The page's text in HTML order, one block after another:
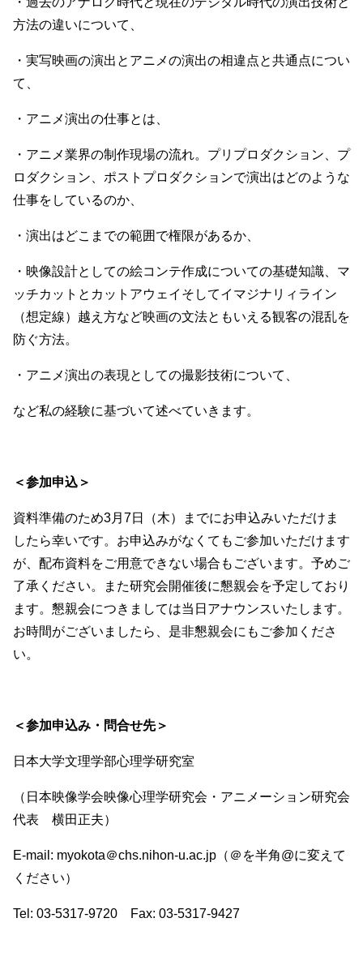
方法の違いについて、
・実写映画の演出とアニメの演出の相違点と共通点につい
て、
・アニメ演出の仕事とは、
・アニメ業界の制作現場の流れ。プリプロダクション、プ
ロダクション、ポストプロダクションで演出はどのような
仕事をしているのか、
・演出はどこまでの範囲で権限があるか、
・映像設計としての絵コンテ作成についての基礎知識、マ
ッチカットとカットアウェイそしてイマジナリィライン
（想定線）越え方など映画の文法ともいえる観客の混乱を
防ぐ方法。
・アニメ演出の表現としての撮影技術について、
など私の経験に基づいて述べていきます。
＜参加申込＞
資料準備のため3月7日（木）までにお申込みいただけま
したら幸いです。お申込みがなくてもご参加いただけます
が、配布資料をご用意できない場合もございます。予めご
了承ください。また研究会開催後に懇親会を予定しており
ます。懇親会につきましては当日アナウンスいたします。
お時間がございましたら、是非懇親会にもご参加くださ
い。
＜参加申込み・問合せ先＞
日本大学文理学部心理学研究室
（日本映像学会映像心理学研究会・アニメーション研究会
代表 横田正夫）
E-mail: myokota＠chs.nihon-u.ac.jp（＠を半角@に変えて
ください）
Tel: 03-5317-9720 Fax: 03-5317-9427